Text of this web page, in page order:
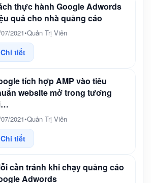
thực hành Google Adwords
quả cho nhà quảng cáo
2021•Quản Trị Viên
Chi tiết
tích hợp AMP vào tiêu
website mở trong tương
2021•Quản Trị Viên
Chi tiết
cần tránh khi chạy quảng cáo
Adwords